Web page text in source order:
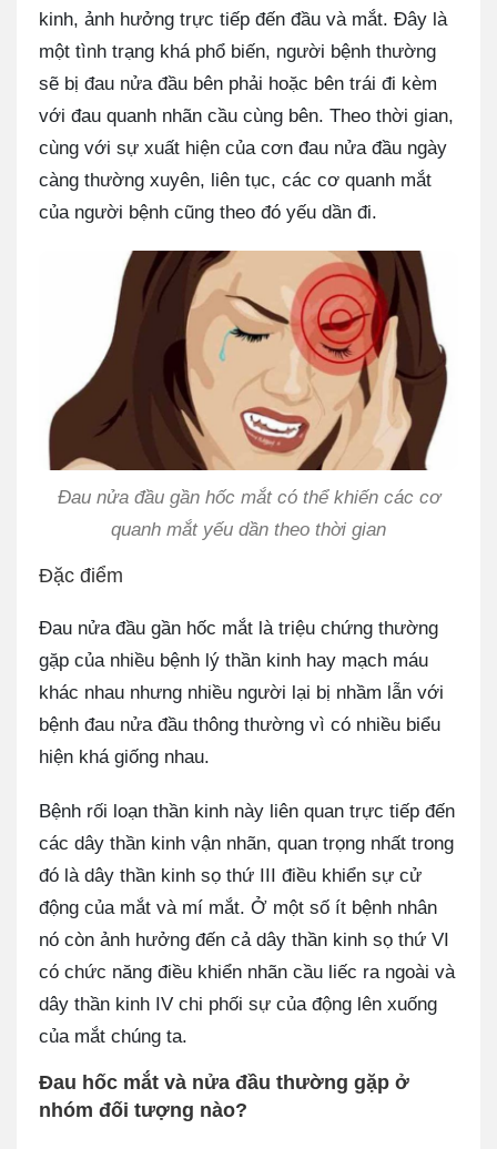
kinh, ảnh hưởng trực tiếp đến đầu và mắt. Đây là
một tình trạng khá phổ biến, người bệnh thường
sẽ bị đau nửa đầu bên phải hoặc bên trái đi kèm
với đau quanh nhãn cầu cùng bên. Theo thời gian,
cùng với sự xuất hiện của cơn đau nửa đầu ngày
càng thường xuyên, liên tục, các cơ quanh mắt
của người bệnh cũng theo đó yếu dần đi.
Đau nửa đầu gần hốc mắt có thể khiến các cơ
quanh mắt yếu dần theo thời gian
Đặc điểm
Đau nửa đầu gần hốc mắt là triệu chứng thường
gặp của nhiều bệnh lý thần kinh hay mạch máu
khác nhau nhưng nhiều người lại bị nhầm lẫn với
bệnh đau nửa đầu thông thường vì có nhiều biểu
hiện khá giống nhau.
Bệnh rối loạn thần kinh này liên quan trực tiếp đến
các dây thần kinh vận nhãn, quan trọng nhất trong
đó là dây thần kinh sọ thứ III điều khiển sự cử
động của mắt và mí mắt. Ở một số ít bệnh nhân
nó còn ảnh hưởng đến cả dây thần kinh sọ thứ VI
có chức năng điều khiển nhãn cầu liếc ra ngoài và
dây thần kinh IV chi phối sự của động lên xuống
của mắt chúng ta.
Đau hốc mắt và nửa đầu thường gặp ở
nhóm đối tượng nào?